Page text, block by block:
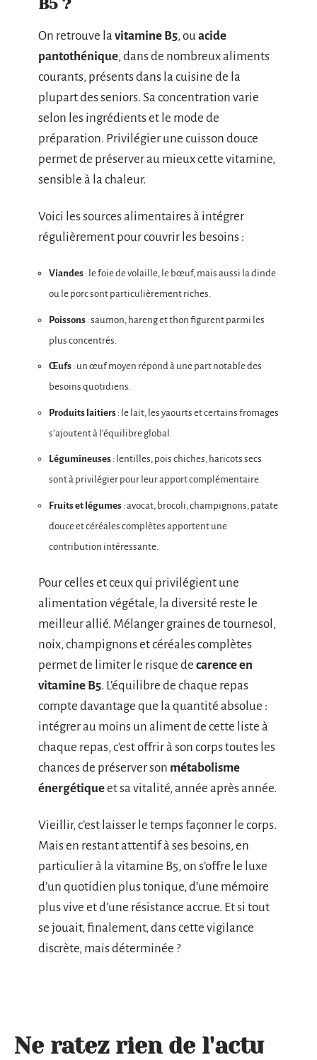
B5 ?
On retrouve la vitamine B5, ouacide
pantothénique, dans de nombreux aliments
courants, présents dans la cuisine de la
plupart des seniors. Sa concentration varie
selon les ingrédients et le mode de
préparation. Privilégier une cuisson douce
permet de préserver au mieux cette vitamine,
sensible à la chaleur.
Voici les sources alimentaires à intégrer
régulièrement pour couvrir les besoins :
Viandes : le foie de volaille, le bœuf, mais aussi la dinde
ou le porc sont particulièrement riches.
Poissons : saumon, hareng et thon figurent parmi les
plus concentrés.
Œufs : un œuf moyen répond à une part notable des
besoins quotidiens.
Produits laitiers : le lait, les yaourts et certains fromages
s’ajoutent à l’équilibre global.
Légumineuses : lentilles, pois chiches, haricots secs
sont à privilégier pour leur apport complémentaire.
Fruits et légumes : avocat, brocoli, champignons, patate
douce et céréales complètes apportent une
contribution intéressante.
Pour celles et ceux qui privilégient une
alimentation végétale, la diversité reste le
meilleur allié. Mélanger graines de tournesol,
noix, champignons et céréales complètes
permet de limiter le risque de carence en
vitamine B5. L’équilibre de chaque repas
compte davantage que la quantité absolue :
intégrer au moins un aliment de cette liste à
chaque repas, c’est offrir à son corps toutes les
chances de préserver son métabolisme
énergétiqueet sa vitalité, année après année.
Vieillir, c’est laisser le temps façonner le corps.
Mais en restant attentif à ses besoins, en
particulier à la vitamine B5, on s’offre le luxe
d’un quotidien plus tonique, d’une mémoire
plus vive et d’une résistance accrue. Et si tout
se jouait, finalement, dans cette vigilance
discrète, mais déterminée ?
Ne ratez rien de l'actu